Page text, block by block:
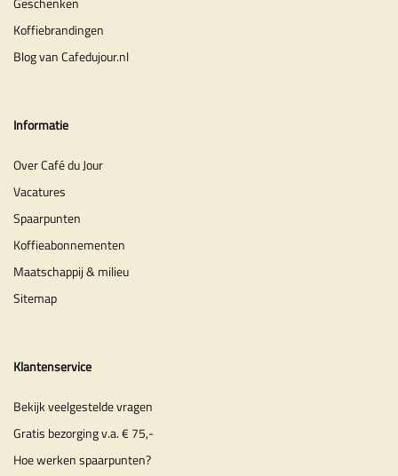
Koffiebrandingen
Blog van Cafedujour.nl
Informatie
Over Café du Jour
Vacatures
Spaarpunten
Koffieabonnementen
Maatschappij & milieu
Sitemap
Klantenservice
Bekijk veelgestelde vragen
Gratis bezorging v.a. € 75,-
Hoe werken spaarpunten?